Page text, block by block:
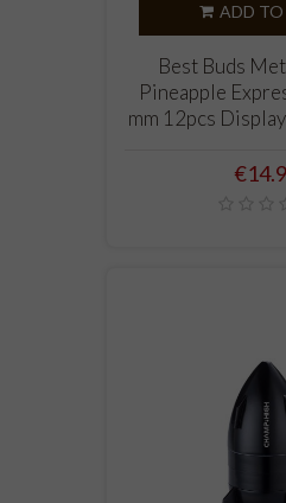
ADD
Best Buds
Pineapple
mm 12pcs
Price